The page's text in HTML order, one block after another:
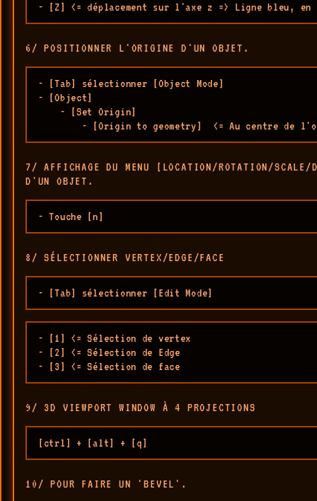
- [Z] <= déplacement sur l'axe z => Ligne bleu, en
6/ POSITIONNER L'ORIGINE D'UN OBJET.
- [Tab] sélectionner [Object Mode]
- [Object]
    - [Set Origin]
- [Origin to geometry]  <= Au centre de
7/ AFFICHAGE DU MENU [LOCATION/ROTATION/SCALE/
D'UN OBJET.
- Touche [n]
8/ SÉLECTIONNER VERTEX/EDGE/FACE
- [Tab] sélectionner [Edit Mode]
- [1] <= Sélection de vertex
- [2] <= Sélection de Edge
- [3] <= Sélection de face
9/ 3D VIEWPORT WINDOW À 4 PROJECTIONS
[ctrl] + [alt] + [q]
10/ POUR FAIRE UN 'BEVEL'.